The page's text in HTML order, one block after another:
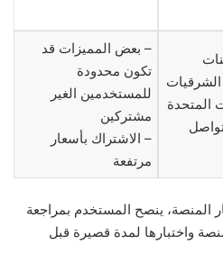
الشرقيات
المتحدة
– بعض المميزات قد
تكون محدودة
للمستخدمين الغير
مشتركين
– الاشتراك بأسعار
مرتفعة
المنصة، ينصح المستخدم بمراجعة
واختبارها لمدة قصيرة قبل